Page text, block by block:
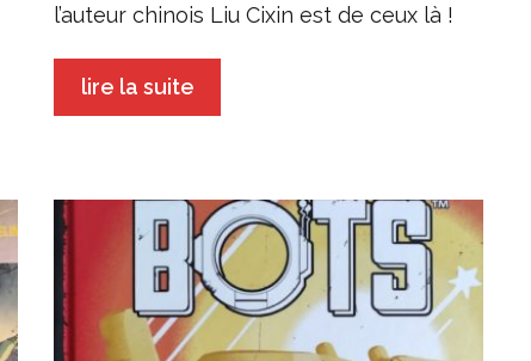
l’auteur chinois Liu Cixin est de ceux là !
lire la suite